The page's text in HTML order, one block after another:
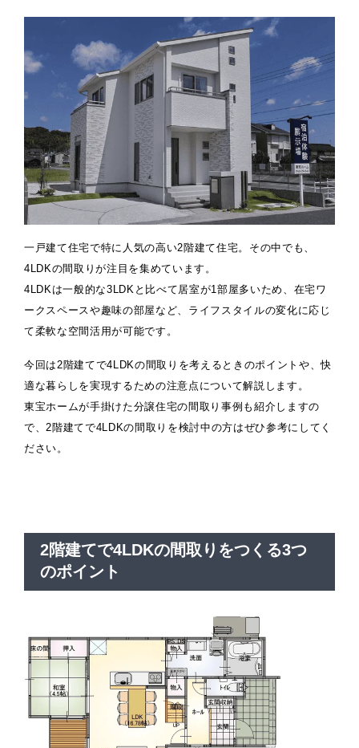
一戸建て住宅で特に人気の高い2階建て住宅。その中でも、
4LDKの間取りが注目を集めています。
4LDKは一般的な3LDKと比べて居室が1部屋多いため、在宅ワ
ークスペースや趣味の部屋など、ライフスタイルの変化に応じ
て柔軟な空間活用が可能です。
今回は2階建てで4LDKの間取りを考えるときのポイントや、快
適な暮らしを実現するための注意点について解説します。
東宝ホームが手掛けた分譲住宅の間取り事例も紹介しますの
で、2階建てで4LDKの間取りを検討中の方はぜひ参考にしてく
ださい。
2階建てで4LDKの間取りをつくる3つ
のポイント